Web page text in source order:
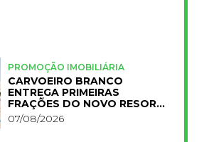
PROMOÇÃO IMOBILIÁRIA
CARVOEIRO BRANCO
ENTREGA PRIMEIRAS
FRAÇÕES DO NOVO RESORT
PRIMELIFE
07/08/2026